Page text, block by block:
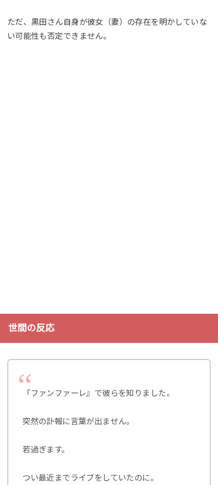
ただ、黒田さん自身が彼女（妻）の存在を明かしていな
い可能性も否定できません。
世間の反応
『ファンファーレ』で彼らを知りました。
突然の訃報に言葉が出ません。
若過ぎます。
つい最近までライブをしていたのに。